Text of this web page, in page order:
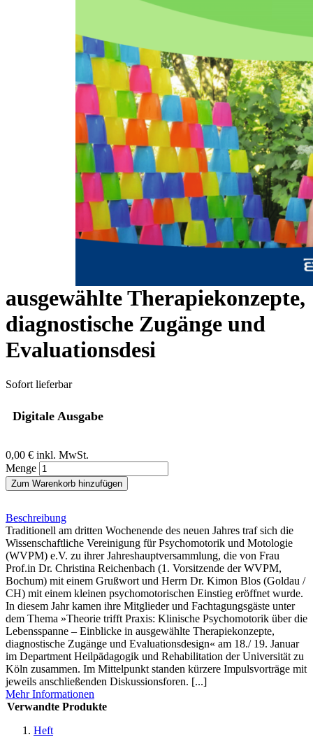
Zum Anfang der Bildergalerie springen
Kongressbericht Jahrestagung
2019 der WVPM: »Theorie
trifft Praxis: Klinische
Psychomotorik über die
ausgewählte Therapiekonzepte,
diagnostische Zugänge und
Evaluationsdesi
Sofort lieferbar
Digitale Ausgabe
0,00 € inkl. MwSt.
Menge
Zum Warenkorb hinzufügen
Beschreibung
Traditionell am dritten Wochenende des neuen Jahres traf sich die
Wissenschaftliche Vereinigung für Psychomotorik und Motologie
(WVPM) e.V. zu ihrer Jahreshauptversammlung, die von Frau
Prof.in Dr. Christina Reichenbach (1. Vorsitzende der WVPM,
Bochum) mit einem Grußwort und Herrn Dr. Kimon Blos (Goldau /
CH) mit einem kleinen psychomotorischen Einstieg eröffnet wurde.
In diesem Jahr kamen ihre Mitglieder und Fachtagungsgäste unter
dem Thema »Theorie trifft Praxis: Klinische Psychomotorik über die
Lebensspanne – Einblicke in ausgewählte Therapiekonzepte,
diagnostische Zugänge und Evaluationsdesign« am 18./ 19. Januar
im Department Heilpädagogik und Rehabilitation der Universität zu
Köln zusammen. Im Mittelpunkt standen kürzere Impulsvorträge mit
jeweils anschließenden Diskussionsforen. [...]
Mehr Informationen
Verwandte Produkte
Heft